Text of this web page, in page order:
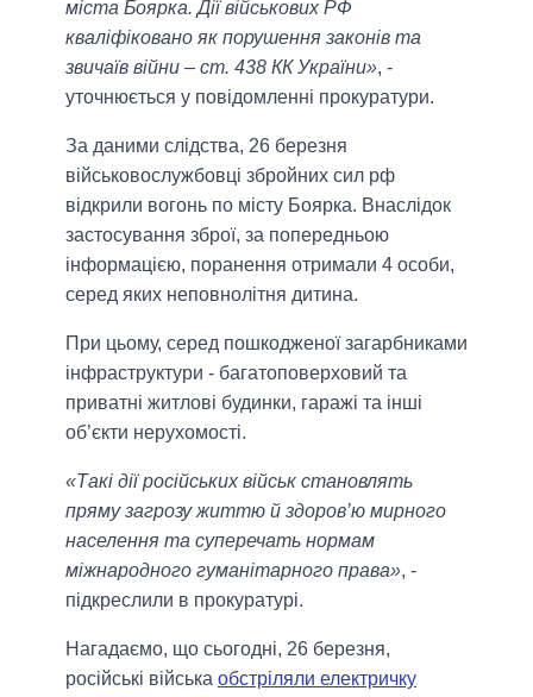
міста Боярка. Дії військових РФ
кваліфіковано як порушення законів та
звичаїв війни – ст. 438 КК України», -
уточнюється у повідомленні прокуратури.
За даними слідства, 26 березня
військовослужбовці збройних сил рф
відкрили вогонь по місту Боярка. Внаслідок
застосування зброї, за попередньою
інформацією, поранення отримали 4 особи,
серед яких неповнолітня дитина.
При цьому, серед пошкодженої загарбниками
інфраструктури - багатоповерховий та
приватні житлові будинки, гаражі та інші
об’єкти нерухомості.
«Такі дії російських військ становлять
пряму загрозу життю й здоров’ю мирного
населення та суперечать нормам
міжнародного гуманітарного права», -
підкреслили в прокуратурі.
Нагадаємо, що сьогодні, 26 березня,
російські війська обстріляли електричку